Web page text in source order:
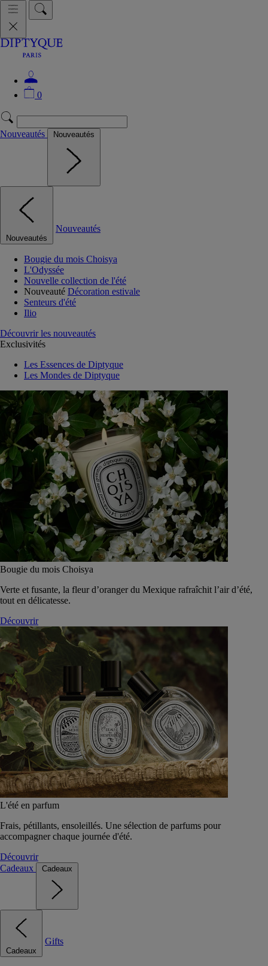
0
Nouveautés Nouveautés
Nouveautés
Nouveautés
Bougie du mois Choisya
L'Odyssée
Nouvelle collection de l'été
Nouveauté Décoration estivale
Senteurs d'été
Ilio
Découvrir les nouveautés
Exclusivités
Les Essences de Diptyque
Les Mondes de Diptyque
Bougie du mois Choisya
Verte et fusante, la fleur d’oranger du Mexique rafraîchit l’air d’été,
tout en délicatesse.
Découvrir
L'été en parfum
Frais, pétillants, ensoleillés. Une sélection de parfums pour
accompagner chaque journée d'été.
Découvrir
Cadeaux
Cadeaux
Cadeaux
Gifts